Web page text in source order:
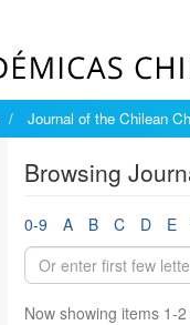
Journal of the Chilean
Browsing
0-9 A B C D E
Now showing items 1-